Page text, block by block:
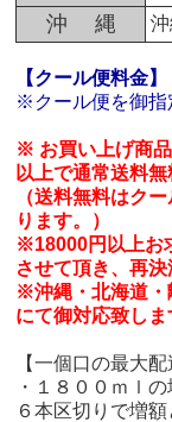
沖 縄
【クール便料金】
※クール便を御指
※ お買い上げ商
以上で通常送料
（送料無料はク
ります。）
※18000円以上お
させて頂き、再決
※沖縄・北海道・
にて御対応致しま
【一個口の最大
・１８００ｍｌ
６本区切りで増額